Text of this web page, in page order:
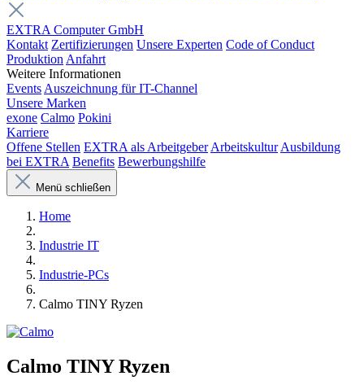
EXTRA Computer GmbH
Kontakt Zertifizierungen Unsere Experten Code of Conduct
Produktion Anfahrt
Weitere Informationen
Events Auszeichnung für IT-Channel
Unsere Marken
exone Calmo Pokini
Karriere
Offene Stellen EXTRA als Arbeitgeber Arbeitskultur Ausbildung
bei EXTRA Benefits Bewerbungshilfe
Menü schließen
Home
Industrie IT
Industrie-PCs
Calmo TINY Ryzen
Calmo TINY Ryzen